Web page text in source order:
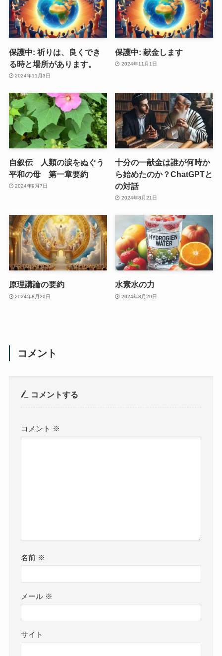
保護中: 祈りは、良くでき
る時と場所があります。
2024年11月3日
保護中: 献金します
2024年11月1日
自叙伝 人類の涙をぬぐう
平和の母 第一章要約
2024年9月7日
十分の一献金は誰が何時か
ら始めたのか？ChatGPTと
の対話
2024年8月21日
原理講論の要約
2024年8月20日
水素水の力
2024年8月20日
コメント
コメントする
コメント ※
名前 ※
メール ※
サイト